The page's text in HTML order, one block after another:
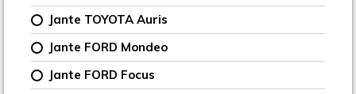
Jante TOYOTA Auris
Jante FORD Mondeo
Jante FORD Focus